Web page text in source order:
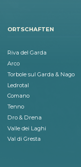
ORTSCHAFTEN
Riva del Garda
Arco
Torbole sul Garda & Nago
Ledrotal
Comano
Tenno
Dro & Drena
Valle dei Laghi
Val di Gresta